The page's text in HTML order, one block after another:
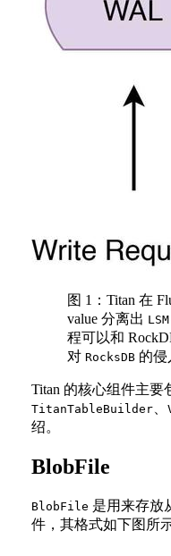
图 1：Titan 在
value 分离出
程可以和
对 RocksDB 的侵
Titan 的核心组件主要
TitanTableBuilder
绍。
BlobFile
BlobFile 是用来存放
件，其格式如下图所